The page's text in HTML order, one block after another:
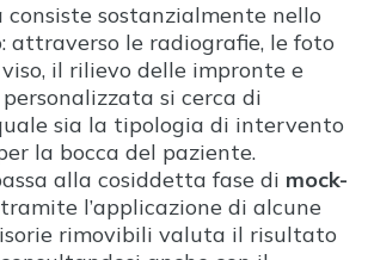
sostanzialmente nello
attraverso le radiografie, le foto
il rilievo delle impronte e
si cerca di
sia la tipologia di intervento
la bocca del paziente.
alla cosiddetta fase di mock-
l’applicazione di alcune
rimovibili valuta il risultato